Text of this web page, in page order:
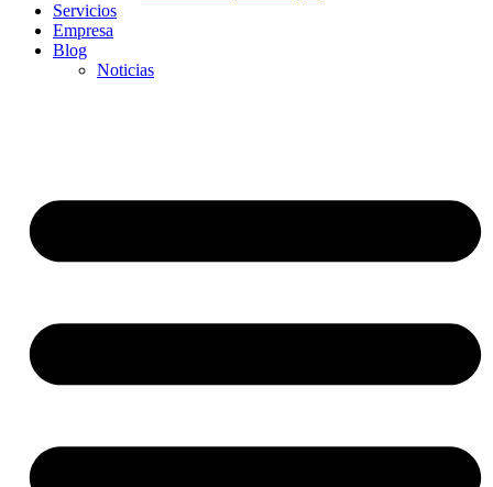
Servicios
Empresa
Blog
Noticias